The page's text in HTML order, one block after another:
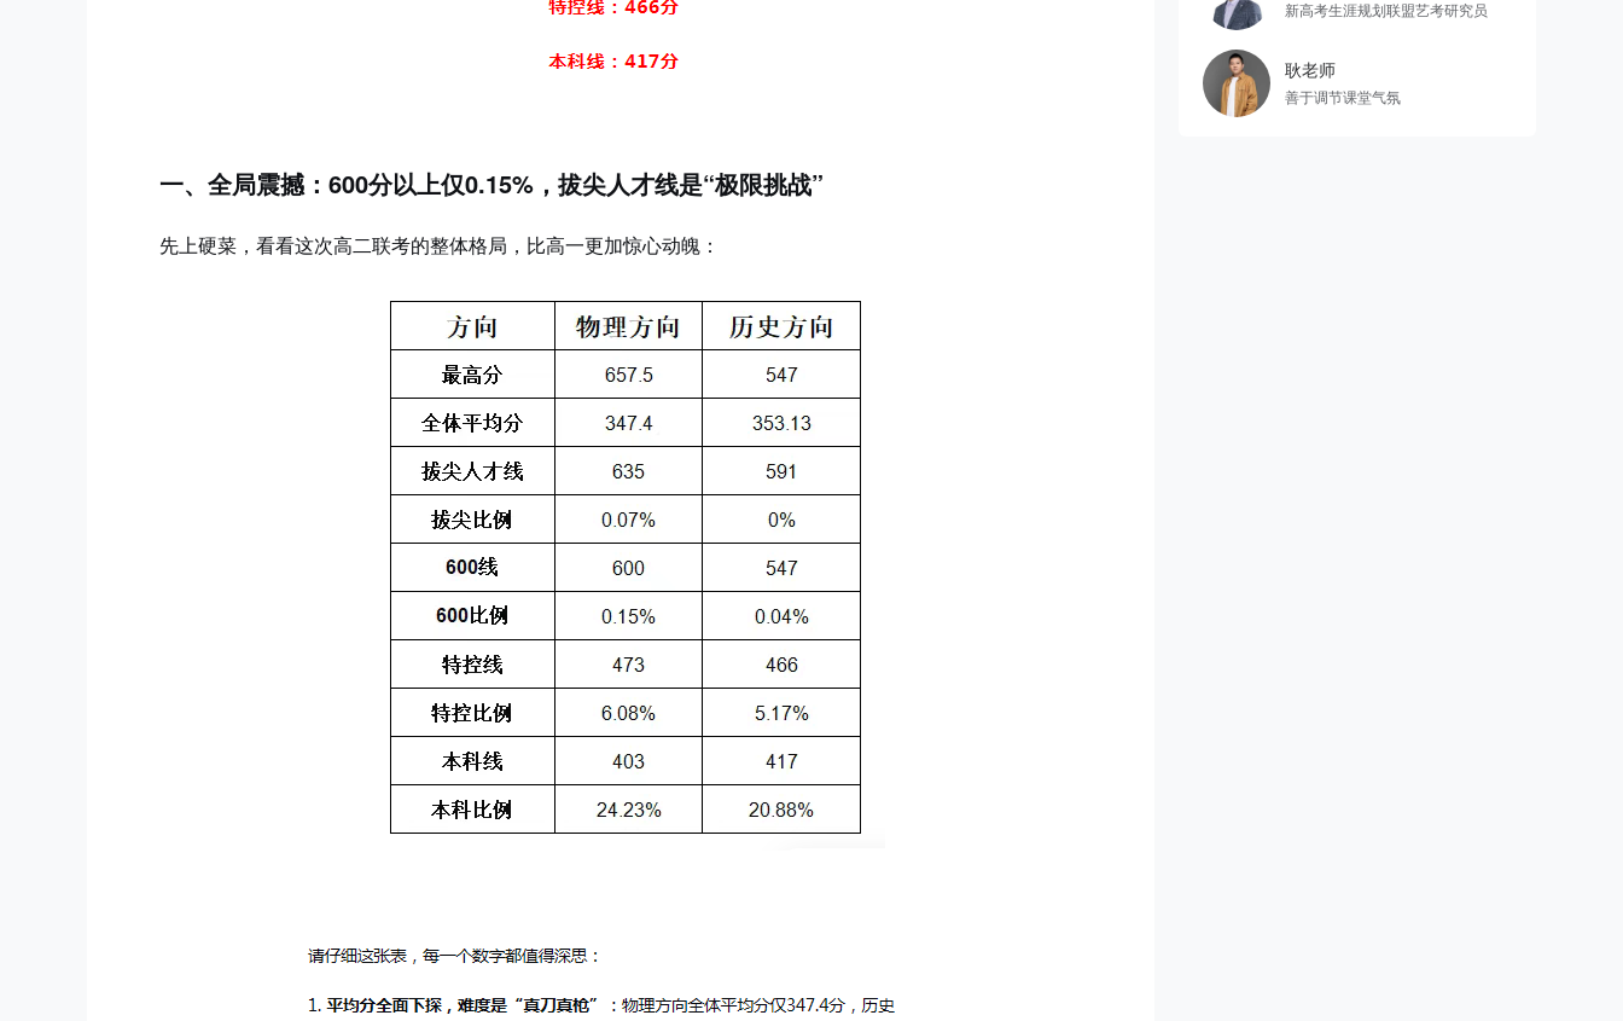
一、全局震撼：600分以上仅0.15%，拔尖人才线是“极限挑战”
先上硬菜，看看这次高二联考的整体格局，比高一更加惊心动魄：
新高考生涯规划联盟艺考研究员
耿老师
善于调节课堂气氛